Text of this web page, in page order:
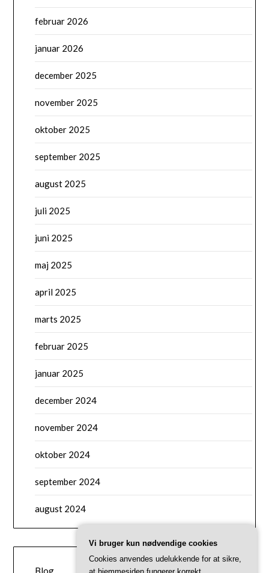
februar 2026
januar 2026
december 2025
november 2025
oktober 2025
september 2025
august 2025
juli 2025
juni 2025
maj 2025
april 2025
marts 2025
februar 2025
januar 2025
december 2024
november 2024
oktober 2024
september 2024
august 2024
CATEGORIES
Blog
Vi bruger kun nødvendige cookies
Cookies anvendes udelukkende for at sikre,